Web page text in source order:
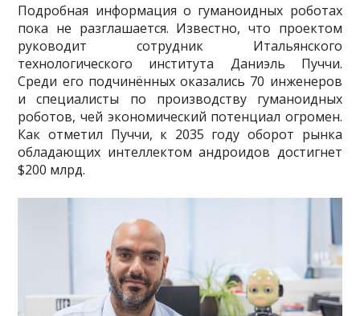
Подробная информация о гуманоидных роботах
пока не разглашается. Известно, что проектом
руководит сотрудник Итальянского
технологического института Даниэль Пуччи.
Среди его подчинённых оказались 70 инженеров
и специалисты по производству гуманоидных
роботов, чей экономический потенциал огромен.
Как отметил Пуччи, к 2035 году оборот рынка
обладающих интеллектом андроидов достигнет
$200 млрд.